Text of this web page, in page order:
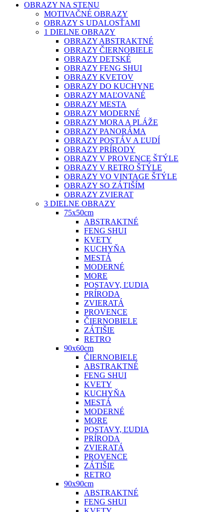
OBRAZY NA STENU
MOTIVAČNÉ OBRAZY
OBRAZY S UDALOSŤAMI
1 DIELNE OBRAZY
OBRAZY ABSTRAKTNÉ
OBRAZY ČIERNOBIELE
OBRAZY DETSKÉ
OBRAZY FENG SHUI
OBRAZY KVETOV
OBRAZY DO KUCHYNE
OBRAZY MAĽOVANÉ
OBRAZY MESTA
OBRAZY MODERNÉ
OBRAZY MORA A PLÁŽE
OBRAZY PANORÁMA
OBRAZY POSTÁV A ĽUDÍ
OBRAZY PRÍRODY
OBRAZY V PROVENCE ŠTÝLE
OBRAZY V RETRO ŠTÝLE
OBRAZY VO VINTAGE ŠTÝLE
OBRAZY SO ZÁTIŠÍM
OBRAZY ZVIERAT
3 DIELNE OBRAZY
75x50cm
ABSTRAKTNÉ
FENG SHUI
KVETY
KUCHYŇA
MESTÁ
MODERNÉ
MORE
POSTAVY, ĽUDIA
PRÍRODA
ZVIERATÁ
PROVENCE
ČIERNOBIELE
ZÁTIŠIE
RETRO
90x60cm
ČIERNOBIELE
ABSTRAKTNÉ
FENG SHUI
KVETY
KUCHYŇA
MESTÁ
MODERNÉ
MORE
POSTAVY, ĽUDIA
PRÍRODA
ZVIERATÁ
PROVENCE
ZÁTIŠIE
RETRO
90x90cm
ABSTRAKTNÉ
FENG SHUI